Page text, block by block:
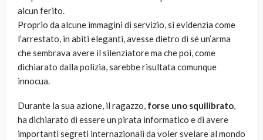
alcun ferito.
Proprio da alcune immagini di servizio, si evidenzia come
l’arrestato, in abiti eleganti, avesse dietro di sé un’arma
che sembrava avere il silenziatore ma che poi, come
dichiarato dalla polizia, sarebbe risultata comunque
innocua.
Durante la sua azione, il ragazzo, forse uno squilibrato,
ha dichiarato di essere un pirata informatico e di avere
importanti segreti internazionali da voler svelare al mondo